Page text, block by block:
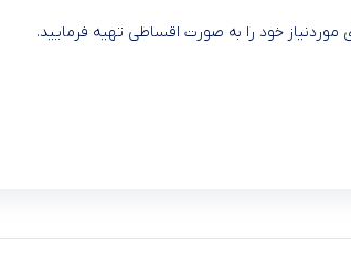
موردنیاز خود را به صورت اقساطی تهیه فرمایید.